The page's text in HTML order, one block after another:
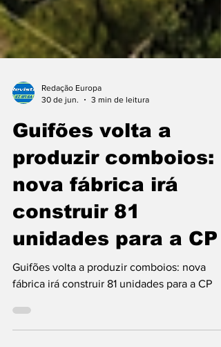
Redação Europa
Guifões volta a
produzir comboios:
nova fábrica irá
unidades para a CP
Guifões volta a produzir comboios: nova
fábrica irá construir 81 unidades para a CP